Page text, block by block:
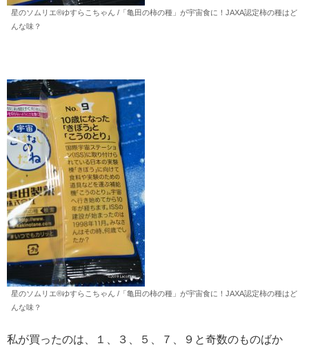
星のソムリエ®︎ゆすらこちゃん /「亀田の柿の種」が宇宙食に！JAXA認定柿の種はど
んな味？
星のソムリエ®︎ゆすらこちゃん /「亀田の柿の種」が宇宙食に！JAXA認定柿の種はど
んな味？
私が買ったのは、１、３、５、７、９と奇数のものばか